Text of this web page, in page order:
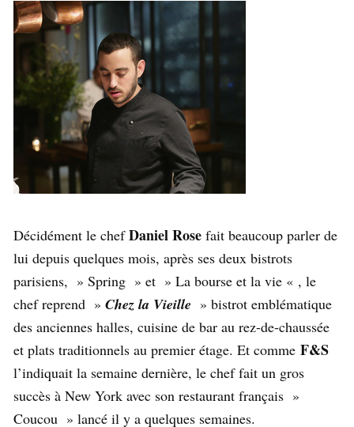
Décidément le chefDaniel Rose fait beaucoup parler de
lui depuis quelques mois, après ses deux bistrots
parisiens, » Spring » et » La bourse et la vie « , le
chef reprend » Chez la Vieille » bistrot emblématique
des anciennes halles, cuisine de bar au rez-de-chaussée
et plats traditionnels au premier étage. Et comme F&S
l’indiquait la semaine dernière, le chef fait un gros
succès à New York avec son restaurant français »
Coucou » lancé il y a quelques semaines.